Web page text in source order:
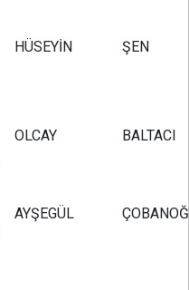
HÜSEYİN ŞEN
OLCAY BALTACI
AYŞEGÜL